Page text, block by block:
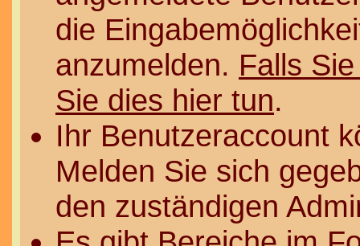
die
anzumelden. Falls
Sie dies hier tun.
Ihr Benutzeraccount
Melden Sie sich
den zuständigen